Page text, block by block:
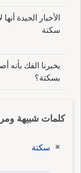
الأخبار الجيدة أنها
سكتة
يخبرنا الفك بأنه
بسكتة؟
كلمات شبيهة
سكتة